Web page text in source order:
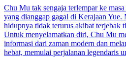
Chu Mu tak sengaja terlempar ke
yang dianggap gagal di Kerajaan Yue.
hidupnya tidak terurus akibat terjebak
Untuk menyelamatkan diri, Chu Mu
informasi dari zaman modern dan
hebat, memulai perjalanan legendaris